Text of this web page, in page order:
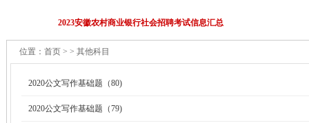
2023安徽农村商业银行社会招聘考试信息汇总
位置： 首页 > > 其他科目
2020公文写作基础题（80)
2020公文写作基础题（79)